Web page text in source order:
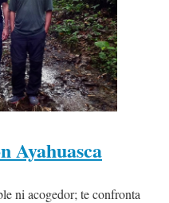
Ayahuasca
ni acogedor; te confronta